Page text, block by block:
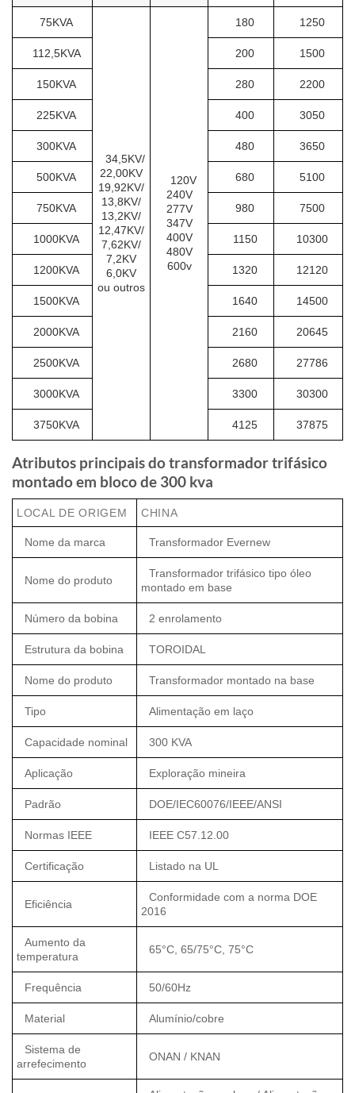
75KVA
34,5KV/
22,00KV
19,92KV/
13,8KV/
13,2KV/
12,47KV/
7,62KV/
7,2KV
6,0KV
ou outros
120V
240V
277V
347V
400V
480V
600v
180 1250
112,5KVA 200 1500
150KVA 280 2200
225KVA 400 3050
300KVA 480 3650
500KVA 680 5100
750KVA 980 7500
1000KVA 1150 10300
1200KVA 1320 12120
1500KVA 1640 14500
2000KVA 2160 20645
2500KVA 2680 27786
3000KVA 3300 30300
3750KVA 4125 37875
Atributos principais do transformador trifásico
montado em bloco de 300 kva
LOCAL DE ORIGEM CHINA
Nome da marca Transformador Evernew
Nome do produto
Transformador trifásico tipo óleo
montado em base
Número da bobina 2 enrolamento
Estrutura da bobina TOROIDAL
Nome do produto Transformador montado na base
Tipo Alimentação em laço
Capacidade nominal 300 KVA
Aplicação Exploração mineira
Padrão DOE/IEC60076/IEEE/ANSI
Normas IEEE IEEE C57.12.00
Certificação Listado na UL
Eficiência
Conformidade com a norma DOE
2016
Aumento da
temperatura
65°C, 65/75°C, 75°C
Frequência 50/60Hz
Material Alumínio/cobre
Sistema de
arrefecimento
ONAN / KNAN